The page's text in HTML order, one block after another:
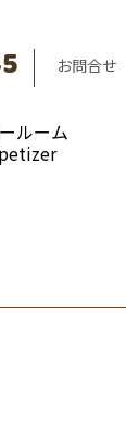
お問合せ
ルーム